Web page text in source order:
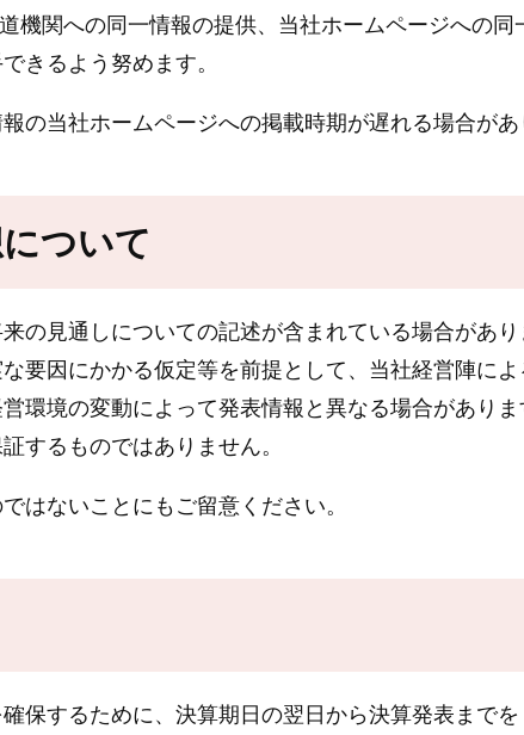
機関への同一情報の提供、当社ホームページへの同
きるよう努めます。
当社ホームページへの掲載時期が遅れる場合があ
ついて
の見通しについての記述が含まれている場合があ
要因にかかる仮定等を前提として、当社経営陣に
環境の変動によって発表情報と異なる場合があり
するものではありません。
はないことにもご留意ください。
保するために、決算期日の翌日から決算発表まで